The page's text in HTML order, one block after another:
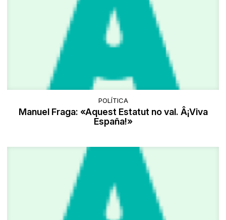
POLÍTICA
Manuel Fraga: «Aquest Estatut no val. Â¡Viva
España!»